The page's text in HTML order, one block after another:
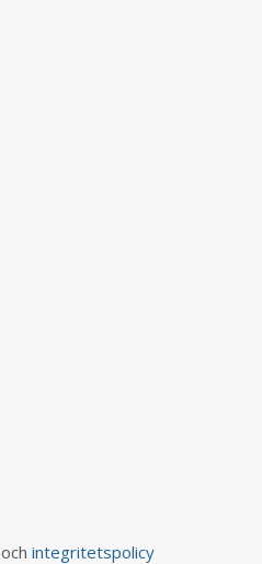
ochintegritetspolicy